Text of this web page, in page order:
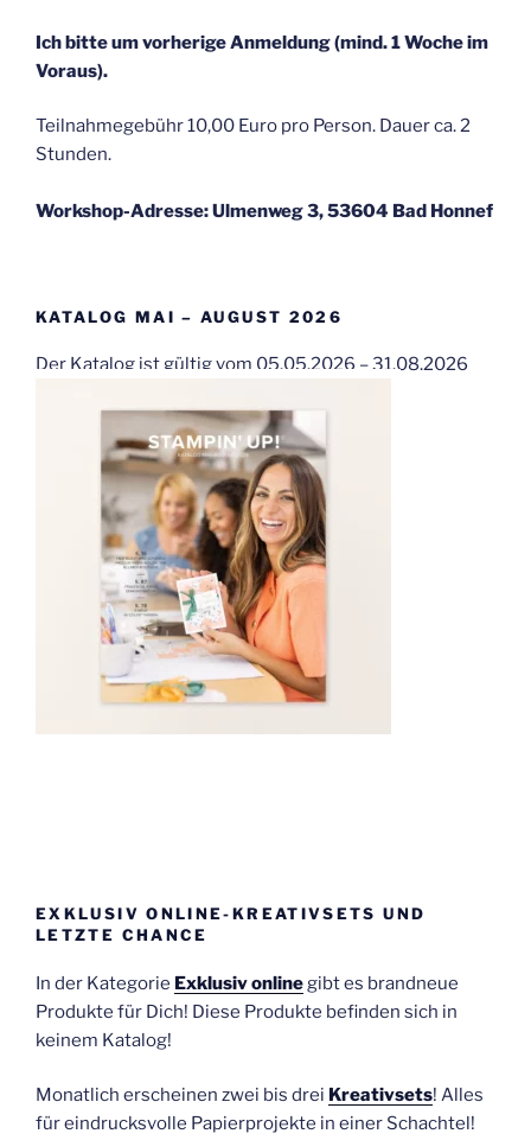
Ich bitte um vorherige Anmeldung (mind. 1 Woche im
Voraus).
Teilnahmegebühr 10,00 Euro pro Person. Dauer ca. 2
Stunden.
Workshop-Adresse: Ulmenweg 3, 53604 Bad Honnef
KATALOG MAI – AUGUST 2026
Der Katalog ist gültig vom 05.05.2026 – 31.08.2026
EXKLUSIV ONLINE-KREATIVSETS UND
LETZTE CHANCE
In der Kategorie Exklusiv onlinegibt es brandneue
Produkte für Dich! Diese Produkte befinden sich in
keinem Katalog!
Monatlich erscheinen zwei bis drei Kreativsets! Alles
für eindrucksvolle Papierprojekte in einer Schachtel!